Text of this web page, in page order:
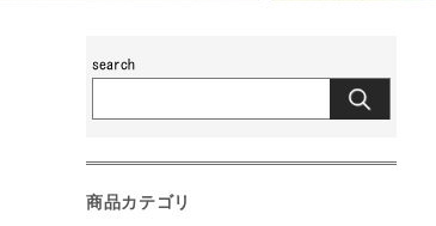
商品カテゴリ